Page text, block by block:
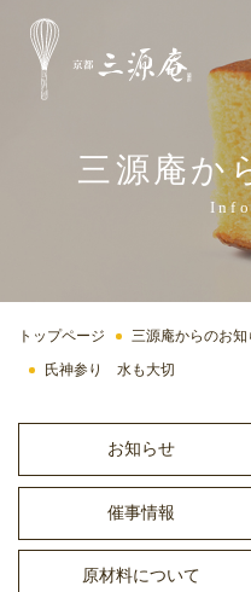
三源庵か
トップページ 三源庵からのお知
氏神参り 水も大切
お知らせ
催事情報
原材料について